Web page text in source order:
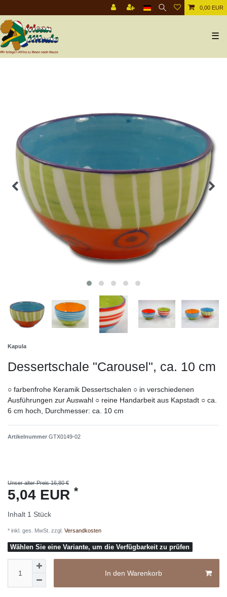
0,00 EUR
☰
Kapula
Dessertschale "Carousel", ca. 10 cm
○ farbenfrohe Keramik Dessertschalen ○ in verschiedenen
Ausführungen zur Auswahl ○ reine Handarbeit aus Kapstadt ○ ca.
6 cm hoch, Durchmesser: ca. 10 cm
Artikelnummer GTX0149-02
Unser alter Preis 16,80 €
5,04 EUR *
Inhalt 1 Stück
* inkl. ges. MwSt. zzgl. Versandkosten
Wählen Sie eine Variante, um die Verfügbarkeit zu prüfen
In den Warenkorb